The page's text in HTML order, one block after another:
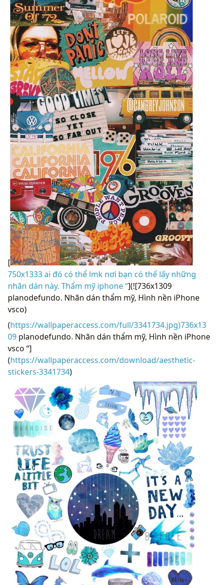
[
750x1333 ai đó có thể lmk nơi bạn có thể lấy những
nhãn dán này. Thẩm mỹ iphone “](![736x1309
planodefundo. Nhãn dán thẩm mỹ, Hình nền iPhone
vsco)
(https://wallpaperaccess.com/full/3341734.jpg)736x13
09 planodefundo. Nhãn dán thẩm mỹ, Hình nền iPhone
vsco “]
(https://wallpaperaccess.com/download/aesthetic-
stickers-3341734)